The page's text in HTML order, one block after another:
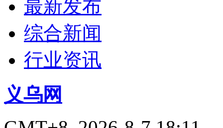
最新发布
综合新闻
行业资讯
义乌网